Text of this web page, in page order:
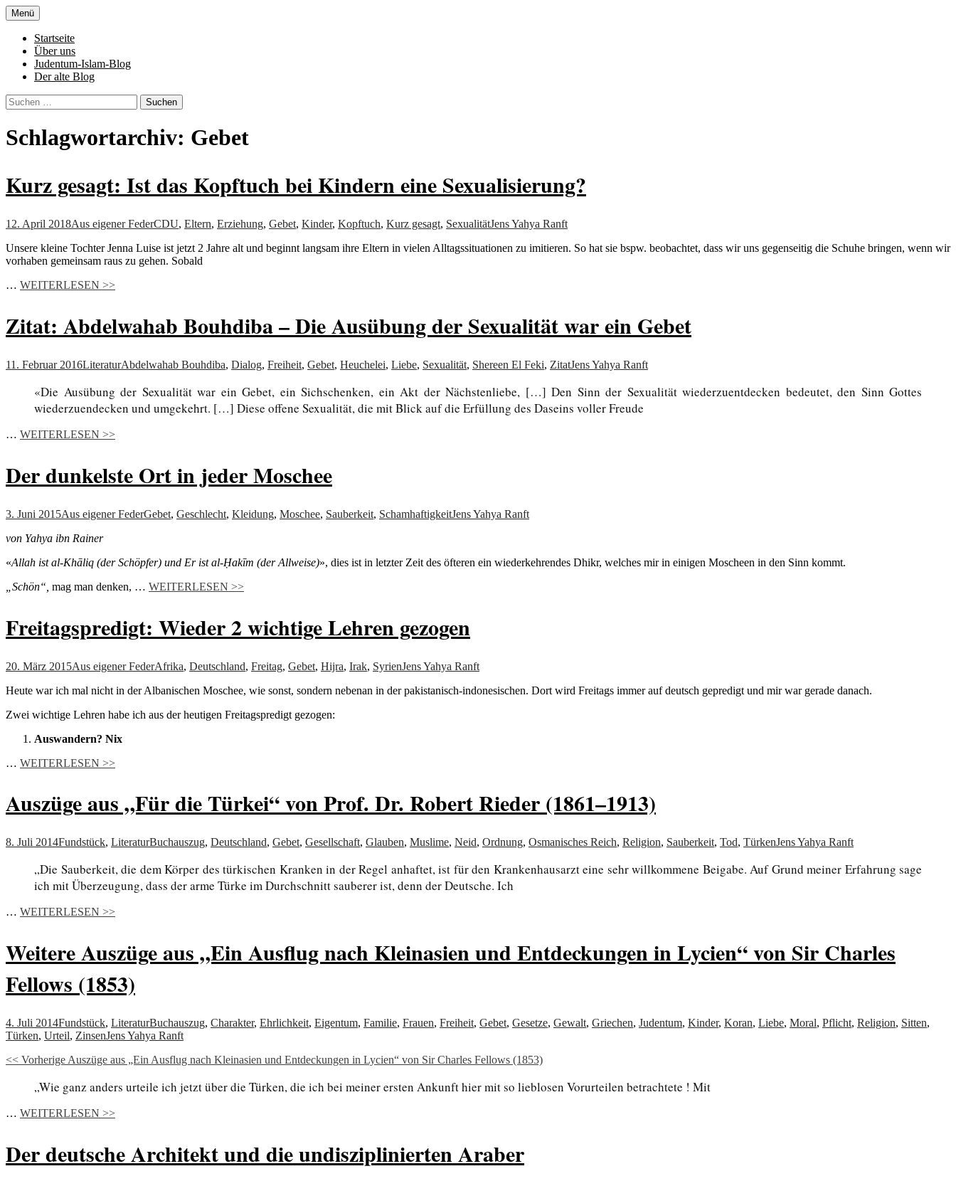
Zum
Inhalt
springen
Al-Adala.de
Menü
Startseite
Über uns
Judentum-Islam-Blog
Der alte Blog
Suchen
nach:
Schlagwortarchiv: Gebet
Kurz gesagt: Ist das Kopftuch bei Kindern eine Sexualisierung?
12. April 2018Aus eigener FederCDU, Eltern, Erziehung, Gebet, Kinder, Kopftuch, Kurz gesagt, SexualitätJens Yahya Ranft
Unsere kleine Tochter Jenna Luise ist jetzt 2 Jahre alt und beginnt langsam ihre Eltern in vielen Alltagssituationen zu imitieren. So hat sie bspw. beobachtet, dass wir uns gegenseitig die Schuhe bringen, wenn wir
vorhaben gemeinsam raus zu gehen. Sobald
… WEITERLESEN >>
Zitat: Abdelwahab Bouhdiba – Die Ausübung der Sexualität war ein Gebet
11. Februar 2016LiteraturAbdelwahab Bouhdiba, Dialog, Freiheit, Gebet, Heuchelei, Liebe, Sexualität, Shereen El Feki, ZitatJens Yahya Ranft
«Die Ausübung der Sexualität war ein Gebet, ein Sichschenken, ein Akt der Nächstenliebe, […] Den Sinn der Sexualität wiederzuentdecken bedeutet, den Sinn Gottes
wiederzuendecken und umgekehrt. […] Diese offene Sexualität, die mit Blick auf die Erfüllung des Daseins voller Freude
… WEITERLESEN >>
Der dunkelste Ort in jeder Moschee
3. Juni 2015Aus eigener FederGebet, Geschlecht, Kleidung, Moschee, Sauberkeit, SchamhaftigkeitJens Yahya Ranft
von Yahya ibn Rainer
«Allah ist al-Khāliq (der Schöpfer) und Er ist al-Ḥakīm (der Allweise)», dies ist in letzter Zeit des öfteren ein wiederkehrendes Dhikr, welches mir in einigen Moscheen in den Sinn kommt.
„Schön“, mag man denken, … WEITERLESEN >>
Freitagspredigt: Wieder 2 wichtige Lehren gezogen
20. März 2015Aus eigener FederAfrika, Deutschland, Freitag, Gebet, Hijra, Irak, SyrienJens Yahya Ranft
Heute war ich mal nicht in der Albanischen Moschee, wie sonst, sondern nebenan in der pakistanisch-indonesischen. Dort wird Freitags immer auf deutsch gepredigt und mir war gerade danach.
Zwei wichtige Lehren habe ich aus der heutigen Freitagspredigt gezogen:
Auswandern? Nix
… WEITERLESEN >>
Auszüge aus „Für die Türkei“ von Prof. Dr. Robert Rieder (1861–1913)
8. Juli 2014Fundstück, LiteraturBuchauszug, Deutschland, Gebet, Gesellschaft, Glauben, Muslime, Neid, Ordnung, Osmanisches Reich, Religion, Sauberkeit, Tod, TürkenJens Yahya Ranft
„Die Sauberkeit, die dem Körper des türkischen Kranken in der Regel anhaftet, ist für den Krankenhausarzt eine sehr willkommene Beigabe. Auf Grund meiner Erfahrung sage
ich mit Überzeugung, dass der arme Türke im Durchschnitt sauberer ist, denn der Deutsche. Ich
… WEITERLESEN >>
Weitere Auszüge aus „Ein Ausflug nach Kleinasien und Entdeckungen in Lycien“ von Sir Charles
Fellows (1853)
4. Juli 2014Fundstück, LiteraturBuchauszug, Charakter, Ehrlichkeit, Eigentum, Familie, Frauen, Freiheit, Gebet, Gesetze, Gewalt, Griechen, Judentum, Kinder, Koran, Liebe, Moral, Pflicht, Religion, Sitten,
Türken, Urteil, ZinsenJens Yahya Ranft
<< Vorherige Auszüge aus „Ein Ausflug nach Kleinasien und Entdeckungen in Lycien“ von Sir Charles Fellows (1853)
„Wie ganz anders urteile ich jetzt über die Türken, die ich bei meiner ersten Ankunft hier mit so lieblosen Vorurteilen betrachtete ! Mit
… WEITERLESEN >>
Der deutsche Architekt und die undisziplinierten Araber